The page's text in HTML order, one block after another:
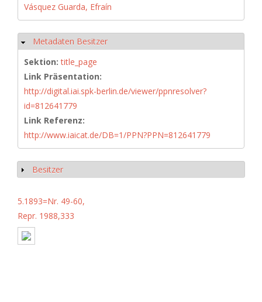
Vásquez Guarda, Efraín
Ausblenden
Metadaten Besitzer
Sektion:title_page
Link Präsentation:
http://digital.iai.spk-berlin.de/viewer/ppnresolver?
id=812641779
Link Referenz:
http://www.iaicat.de/DB=1/PPN?PPN=812641779
Anzeigen
Besitzer
5.1893=Nr. 49-60,
Repr. 1988,333